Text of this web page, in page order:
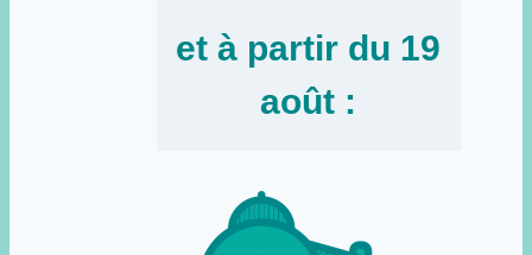
et à partir du 19
août :